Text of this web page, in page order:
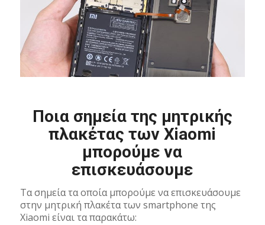
Ποια σημεία της μητρικής
πλακέτας των Xiaomi
μπορούμε να
επισκευάσουμε
Τα σημεία τα οποία μπορούμε να επισκευάσουμε
στην μητρική πλακέτα των smartphone της
Xiaomi είναι τα παρακάτω: